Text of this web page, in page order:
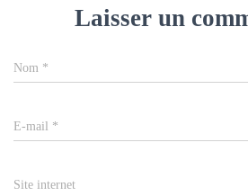
Laisser un
Nom *
E-mail *
Site internet